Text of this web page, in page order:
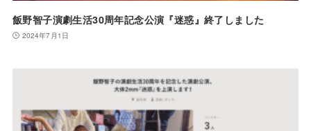
飯野智子演劇生活30周年記念公演『迷惑』終了しました
2024年7月1日